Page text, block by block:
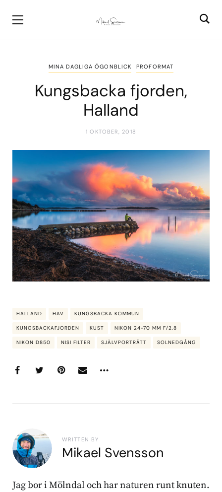
MINA DAGLIGA ÖGONBLICK PROFORMAT
Kungsbacka fjorden,
Halland
1 OKTOBER, 2018
HALLAND HAV KUNGSBACKA KOMMUN
KUNGSBACKAFJORDEN KUST NIKON 24-70 MM F/2.8
NIKON D850 NISI FILTER SJÄLVPORTRÄTT SOLNEDGÅNG
WRITTEN BY
Mikael Svensson
Jag bor i Mölndal och har naturen runt knuten.